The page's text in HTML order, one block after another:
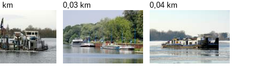
km 0,03 km 0,04 km